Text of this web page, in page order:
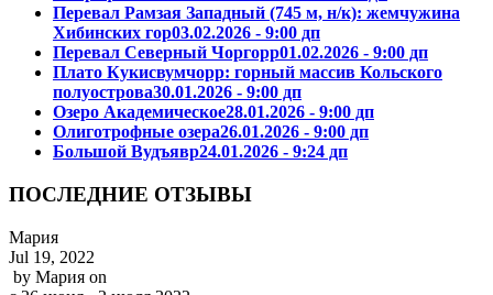
Перевал Рамзая Западный (745 м, н/к): жемчужина
Хибинских гор03.02.2026 - 9:00 дп
Перевал Северный Чоргорр01.02.2026 - 9:00 дп
Плато Кукисвумчорр: горный массив Кольского
полуострова30.01.2026 - 9:00 дп
Озеро Академическое28.01.2026 - 9:00 дп
Олиготрофные озера26.01.2026 - 9:00 дп
Большой Вудъявр24.01.2026 - 9:24 дп
ПОСЛЕДНИЕ ОТЗЫВЫ
Мария
Jul 19, 2022
by Мария on